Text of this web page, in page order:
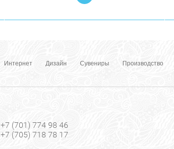
Интернет Дизайн Сувениры Производство
+7 (701) 774 98 46
+7 (705) 718 78 17